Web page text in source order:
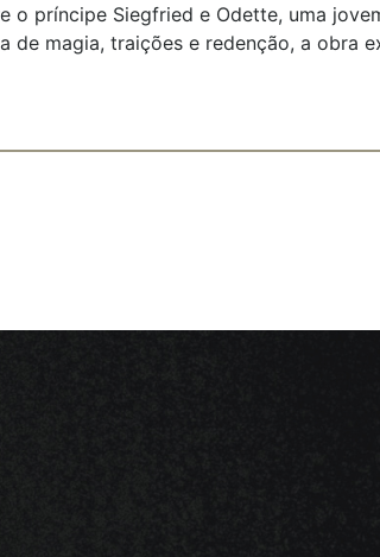
o príncipe Siegfried e Odette, uma
de magia, traições e redenção, a obra